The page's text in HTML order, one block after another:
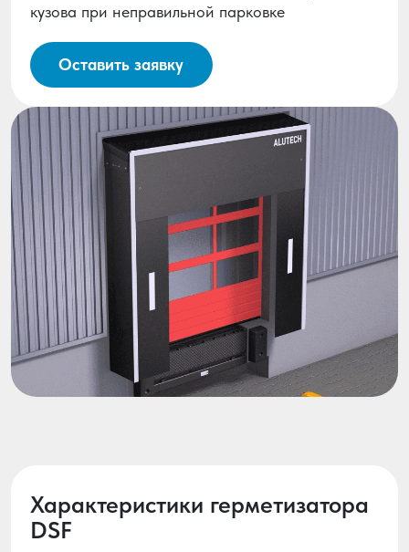
кузова при неправильной парковке
Оставить заявку
Характеристики герметизатора
DSF